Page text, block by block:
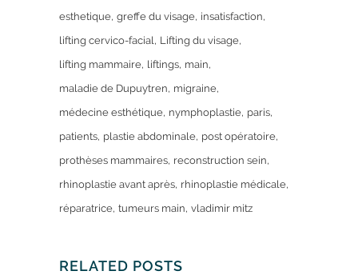
esthetique greffe du visage insatisfaction
lifting cervico-facial Lifting du visage
lifting mammaire liftings main
maladie de Dupuytren migraine
médecine esthétique nymphoplastie paris
patients plastie abdominale post opératoire
prothèses mammaires reconstruction sein
rhinoplastie avant après rhinoplastie médicale
réparatrice tumeurs main vladimir mitz
RELATED POSTS